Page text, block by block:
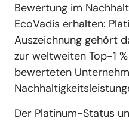
Bewertung im
EcoVadis erhalten:
Auszeichnung gehört
zur weltweiten Top-1
bewerteten
Der Platinum-Status